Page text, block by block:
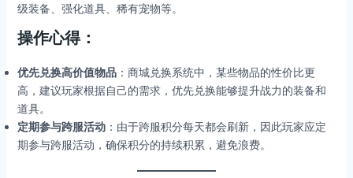
级装备、强化道具、稀有宠物等。
操作心得：
优先兑换高价值物品：商城兑换系统中，某些物品的性价比更
高，建议玩家根据自己的需求，优先兑换能够提升战力的装备和
道具。
定期参与跨服活动：由于跨服积分每天都会刷新，因此玩家应定
期参与跨服活动，确保积分的持续积累，避免浪费。